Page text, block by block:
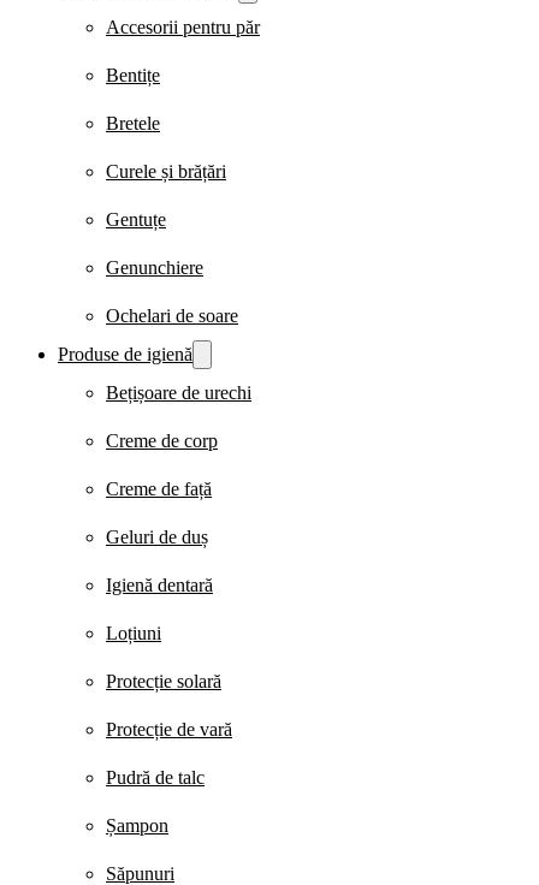
Accesorii pentru păr
Bentițe
Bretele
Curele și brățări
Gentuțe
Genunchiere
Ochelari de soare
Produse de igienă
Bețișoare de urechi
Creme de corp
Creme de față
Geluri de duș
Igienă dentară
Loțiuni
Protecție solară
Protecție de vară
Pudră de talc
Șampon
Săpunuri